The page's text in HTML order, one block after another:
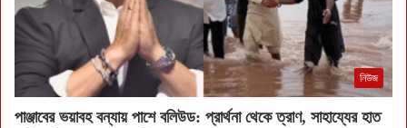
নিউজ
পাঞ্জাবের ভয়াবহ বন্যায় পাশে বলিউড: প্রার্থনা থেকে ত্রাণ, সাহায্যের হাত